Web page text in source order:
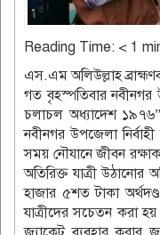
Reading Time: < 1
এস.এম অলিউল্লাহ
গত বৃহস্পতিবার নবীনগর
চলাচল অধ্যাদেশ
নবীনগর উপজেলা
সময় নৌযানে জীবন
অতিরিক্ত যাত্রী
হাজার ৫শত টাকা
যাত্রীদের সচেতন করা